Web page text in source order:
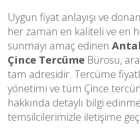
Uygun fiyat anlayışı ve
her zaman en kaliteli ve en
sunmayı amaç edinen
Çince Tercüme Bürosu,
tam adresidir. Tercüme
yönetimi ve tüm Çince
hakkında detaylı bilgi
temsilcilerimizle iletişime